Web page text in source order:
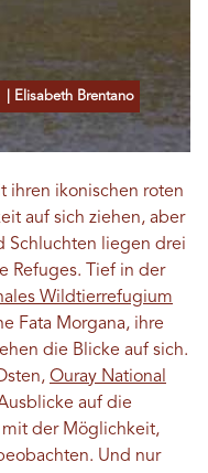
| Elisabeth Brentano
ihren ikonischen roten
auf sich ziehen, aber
Schluchten liegen drei
Refuges. Tief in der
Wildtierrefugium
Fata Morgana, ihre
die Blicke auf sich.
Ouray National
auf die
mit der Möglichkeit,
Und nur